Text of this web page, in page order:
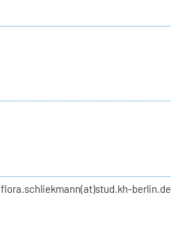
flora.schliekmann(at)stud.kh-berlin.de